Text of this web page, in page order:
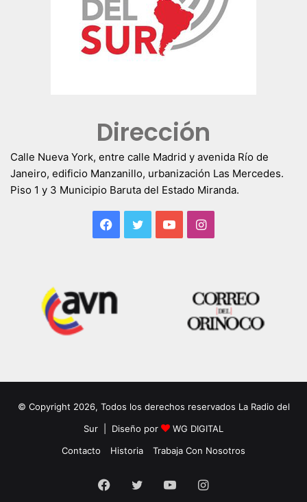
Dirección
Calle Nueva York, entre calle Madrid y avenida Río de
Janeiro, edificio Manzanillo, urbanización Las Mercedes.
Piso 1 y 3 Municipio Baruta del Estado Miranda.
Facebook
TwitterYouTubeInstagram
© Copyright 2026, Todos los derechos reservados La Radio del
Sur | Diseño por
WG DIGITAL
Contacto
Historia Trabaja Con Nosotros
Facebook
TwitterYouTubeInstagram